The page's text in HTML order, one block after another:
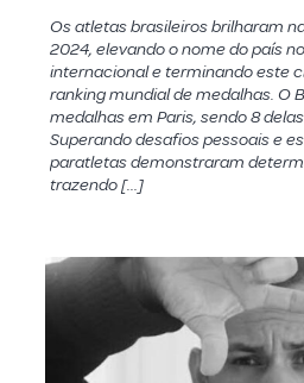
Os atletas brasileiros brilharam
2024, elevando o nome do país
internacional e terminando este
ranking mundial de medalhas. O
medalhas em Paris, sendo 8
Superando desafios pessoais e
paratletas demonstraram
trazendo […]